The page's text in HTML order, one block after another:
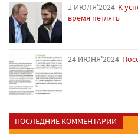
1 ИЮЛЯ'2024 К
время петлять
24 ИЮНЯ'2024
ПОСЛЕДНИЕ КОММЕНТАРИИ